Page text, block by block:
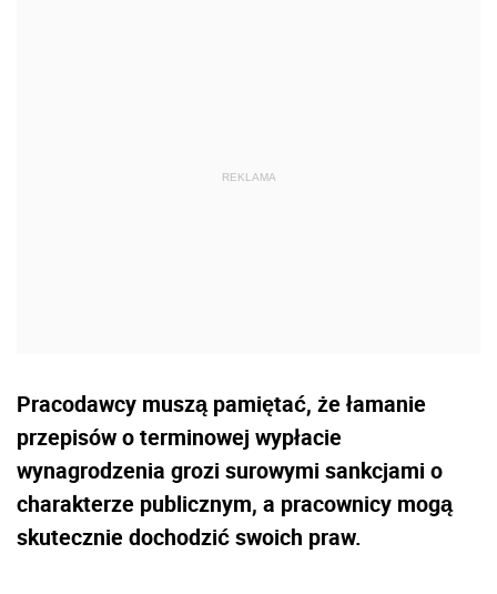
Pracodawcy muszą pamiętać, że łamanie
przepisów o terminowej wypłacie
wynagrodzenia grozi surowymi sankcjami o
charakterze publicznym, a pracownicy mogą
skutecznie dochodzić swoich praw.